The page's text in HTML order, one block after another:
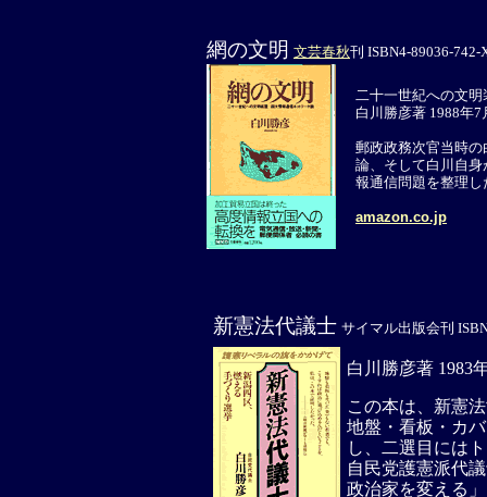
網の文明 文芸春秋刊 ISBN4-89036-742-
二十一世紀への文
白川勝彦著 1988年
郵政政務次官当時
論、そして白川自
報通信問題を整理
amazon.co.jp
新憲法代議士 サイマル出版会刊
白川勝彦著 1983
この本は、新憲
地盤・看板・カ
し、二選目には
自民党護憲派代
政治家を変える